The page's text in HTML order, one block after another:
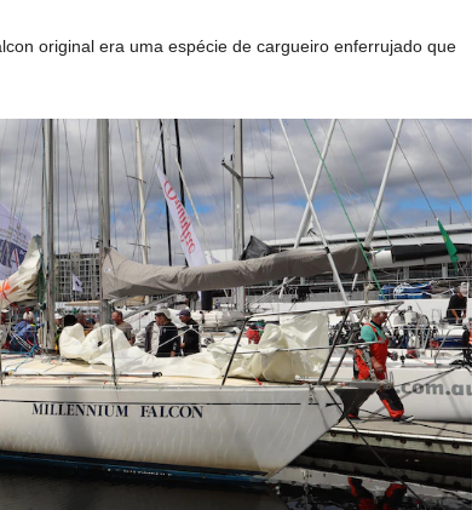
original era uma espécie de cargueiro enferrujado que